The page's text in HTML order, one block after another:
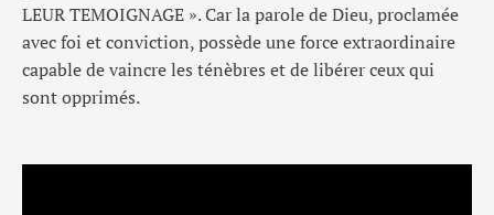
LEUR TEMOIGNAGE ». Car la parole de Dieu, proclamée
avec foi et conviction, possède une force extraordinaire
capable de vaincre les ténèbres et de libérer ceux qui
sont opprimés.